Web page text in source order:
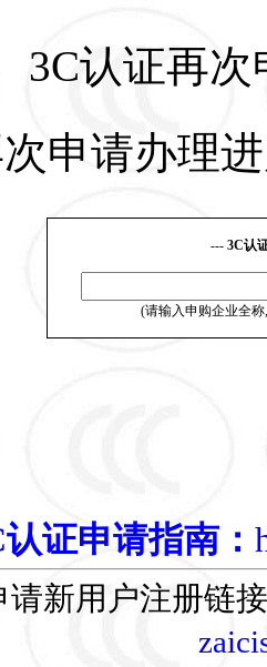
3C认证再
申请办理
--- 3C认
(请输入申购企业全
证申请指南：
请新用户注册链